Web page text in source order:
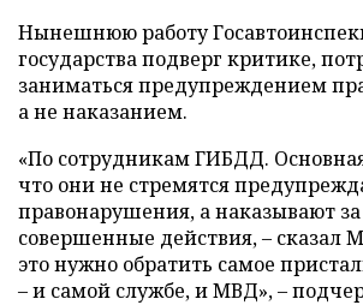
Нынешнюю работу
государства подверг критике,
заниматься предупреждением
а не наказанием.
«По сотрудникам ГИБДД.
что они не стремятся
правонарушения, а наказывают
совершенные действия, – сказал
это нужно обратить самое
– и самой службе, и МВД», –